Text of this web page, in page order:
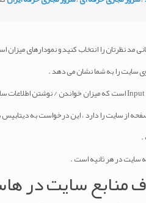
مد نظرتان را انتخاب کنید و نمودارهای میزان
سایت را به شما نشان می دهد .
از سایت را دارد ، این درخواست به
سایت در هر ثانیه است .
سایت در